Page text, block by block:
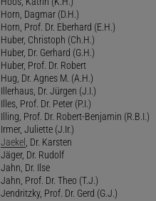
Horn, Dagmar (D.H.)
Horn, Prof. Dr. Eberhard (E.H.)
Huber, Christoph (Ch.H.)
Huber, Dr. Gerhard (G.H.)
Huber, Prof. Dr. Robert
Hug, Dr. Agnes M. (A.H.)
Illerhaus, Dr. Jürgen (J.I.)
Illes, Prof. Dr. Peter (P.I.)
Illing, Prof. Dr. Robert-Benjamin (R.B.I.)
Irmer, Juliette (J.Ir.)
Jaekel
, Dr. Karsten
Jäger, Dr. Rudolf
Jahn, Dr. Ilse
Jahn, Prof. Dr. Theo (T.J.)
Jendritzky, Prof. Dr. Gerd (G.J.)